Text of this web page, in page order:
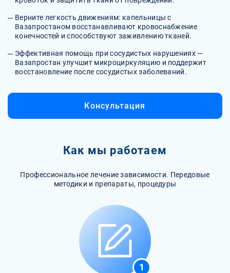
Верните легкость движениям: капельницы с
Вазапростаном восстанавливают кровоснабжение
конечностей и способствуют заживлению тканей.
Эффективная помощь при сосудистых нарушениях —
Вазапростан улучшит микроциркуляцию и поддержит
восстановление после сосудистых заболеваний.
Консультация
Как мы работаем
Профессиональное лечение зависимости. Передовые
методики и препараты, процедуры
1